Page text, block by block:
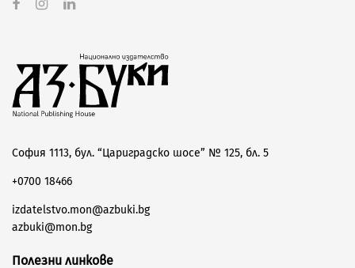
София 1113, бул. “Цариградско шосе” № 125, бл. 5
+0700 18466
izdatelstvo.mon@azbuki.bg
azbuki@mon.bg
Полезни линкове